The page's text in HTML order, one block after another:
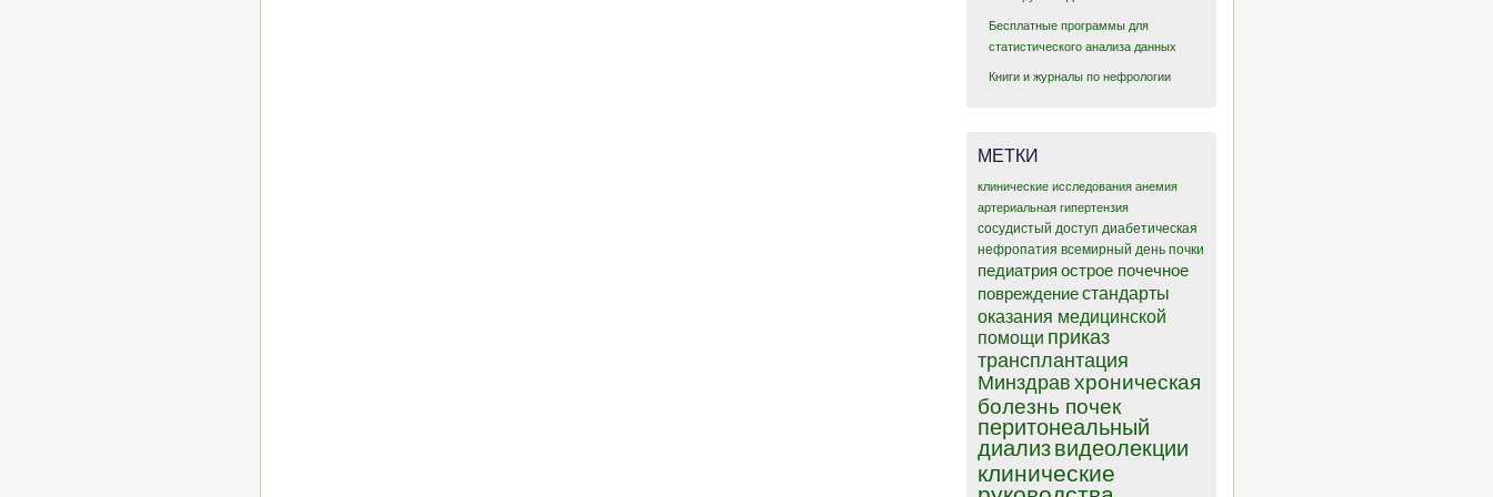
Бесплатные программы для
статистического анализа данных
Книги и журналы по нефрологии
МЕТКИ
клинические исследования анемия
артериальная гипертензия
сосудистый доступ диабетическая
нефропатия всемирный день почки
педиатрия острое почечное
повреждение стандарты
оказания медицинской
помощи приказ
трансплантация
Минздрав хроническая
болезнь почек
перитонеальный
диализ видеолекции
клинические